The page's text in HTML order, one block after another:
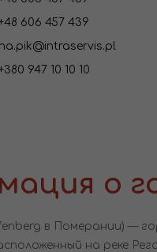
606 457 439
947 10 10 10
о
в Померании) —
на реке